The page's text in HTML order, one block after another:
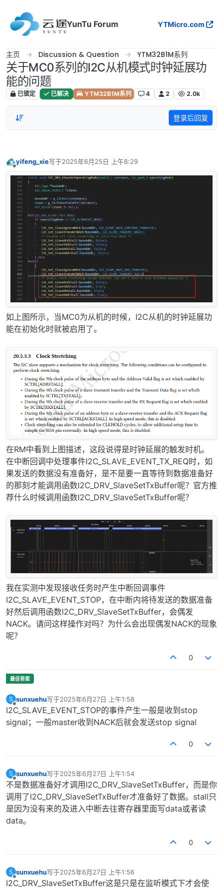
YunTu Forum
YTMicro.com
主页 Discussion & Question YTM32B1M系列
关于MC0系列的I2C从机模式时钟延展功
能的问题
已锁定 已解决 YTM32B1M系列 4 2 2.0k
登录后回复
yifeng_xie写于2025年6月25日 上午8:29
最后由 编辑
如上图所示，当MC0为从机的时候，I2C从机的时钟延展功
能在初始化时就被启用了。
在RM中看到上图描述，这段说得是时钟延展的触发时机。
在中断回调中处理事件I2C_SLAVE_EVENT_TX_REQ时，如
果发送的数据没有准备好，是不是要一直等待到数据准备好
的那刻才能调用函数I2C_DRV_SlaveSetTxBuffer呢？官方推
荐什么时候调用函数I2C_DRV_SlaveSetTxBuffer呢？
我在实测中发现接收任务时产生中断回调事件
I2C_SLAVE_EVENT_STOP，在中断内将待发送的数据准备
好然后调用函数I2C_DRV_SlaveSetTxBuffer，会偶发
NACK。请问这样操作对吗？为什么会出现偶发NACK的现象
呢？
0
S
离线
sunxuehu写于2025年6月27日 上午1:58
最后由 编辑
I2C_SLAVE_EVENT_STOP的事件产生一般是收到stop
signal；一般master收到NACK后就会发送stop signal
0
S
离线
sunxuehu写于2025年6月27日 上午1:54
最后由 编辑
不是数据准备好才调用I2C_DRV_SlaveSetTxBuffer，而是你
调用了I2C_DRV_SlaveSetTxBuffer才准备好了数据。stall只
是因为没有来的及进入中断去往寄存器里面写data或者读
data。
0
S
离线
sunxuehu写于2025年6月27日 上午1:56
最后由 编辑
I2C_DRV_SlaveSetTxBuffer这是只是在监听模式下才会使